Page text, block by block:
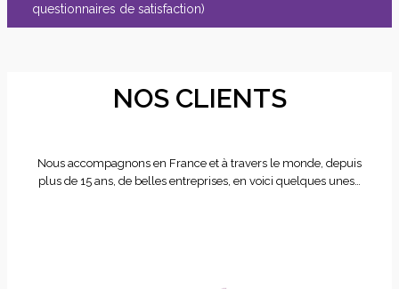
questionnaires de satisfaction)
NOS CLIENTS
Nous accompagnons en France et à travers le monde, depuis
plus de 15 ans, de belles entreprises, en voici quelques unes…